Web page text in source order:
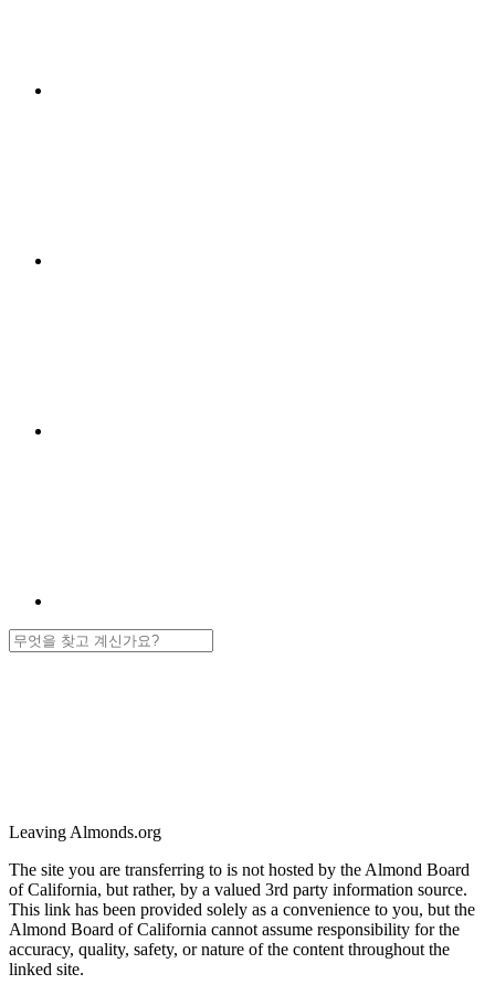
Leaving Almonds.org
The site you are transferring to is not hosted by the Almond Board
of California, but rather, by a valued 3rd party information source.
This link has been provided solely as a convenience to you, but the
Almond Board of California cannot assume responsibility for the
accuracy, quality, safety, or nature of the content throughout the
linked site.